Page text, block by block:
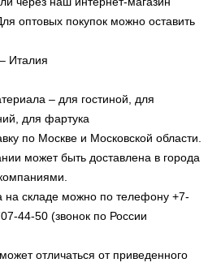
оптовых покупок можно оставить
Италия
– для гостиной, для
для фартука
по Москве и Московской области.
может быть доставлена в города
на складе можно по телефону +7-
44-50 (звонок по России
отличаться от приведенного